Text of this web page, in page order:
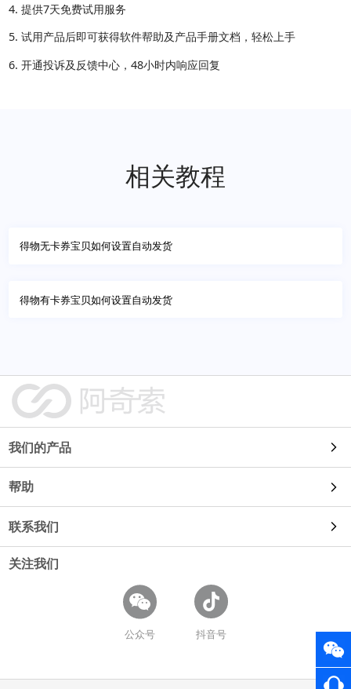
提供7天免费试用服务
试用产品后即可获得软件帮助及产品手册文档，轻松上手
开通投诉及反馈中心，48小时内响应回复
相关教程
得物无卡券宝贝如何设置自动发货
得物有卡券宝贝如何设置自动发货
我们的产品
自动发货
帮助
使用教程
卡券工具
联系我们
使用咨询
关注我们
公众号 抖音号